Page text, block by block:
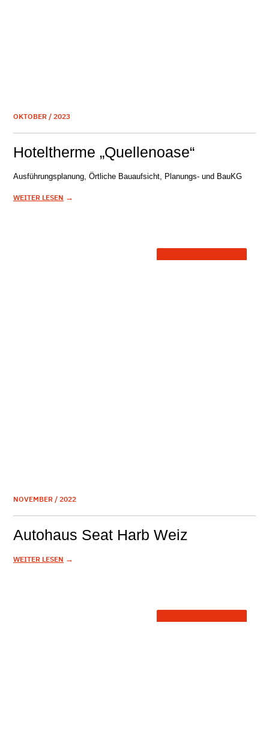
OKTOBER / 2023
Hoteltherme „Quellenoase“
Ausführungsplanung, Örtliche Bauaufsicht, Planungs- und BauKG
WEITER LESEN →
NOVEMBER / 2022
Autohaus Seat Harb Weiz
WEITER LESEN →